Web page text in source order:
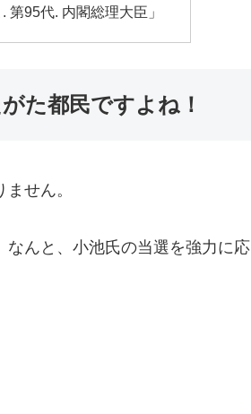
95代. 内閣総理大臣」
た都民ですよね！
せん。
んと、小池氏の当選を強力に応